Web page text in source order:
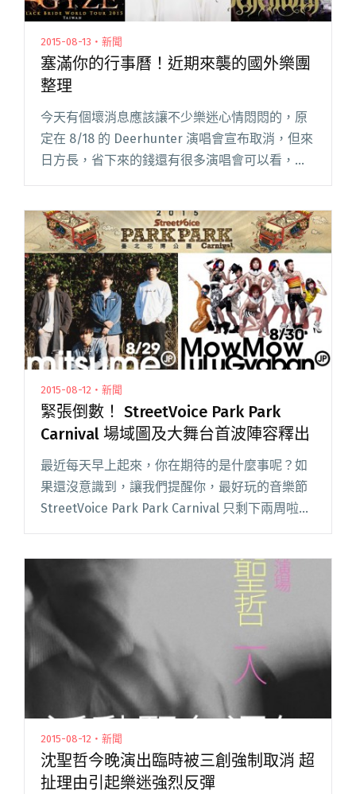
2015-08-13・新聞
塞滿你的行事曆！近期來襲的國外樂團
整理
今天有個壞消息應該讓不少樂迷心情悶悶的，原
定在 8/18 的 Deerhunter 演唱會宣布取消，但來
日方長，省下來的錢還有很多演唱會可以看，也
可以繼續期待下半年會有什麼樣的驚喜降臨！最
些來台的海閱讀全文 "塞滿你的行事曆！近期來
襲的國外樂團整理"
2015-08-12・新聞
緊張倒數！ StreetVoice Park Park
Carnival 場域圖及大舞台首波陣容釋出
最近每天早上起來，你在期待的是什麼事呢？如
果還沒意識到，讓我們提醒你，最好玩的音樂節
StreetVoice Park Park Carnival 只剩下兩周啦！
樂團組隊大公開之後，粉絲專頁上也開始一隊接
"緊張倒數！ StreetVoice Park Park Carnival 場
2015-08-12・新聞
沈聖哲今晚演出臨時被三創強制取消 超
扯理由引起樂迷強烈反彈